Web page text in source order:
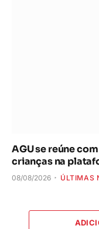
AGU se reúne
crianças na
08/08/2026 ÚLTIMAS